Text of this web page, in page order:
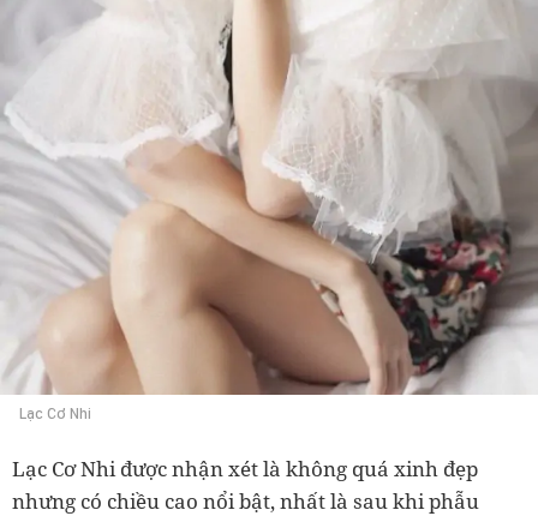
Lạc Cơ Nhi
Lạc Cơ Nhi được nhận xét là không quá xinh đẹp
nhưng có chiều cao nổi bật, nhất là sau khi phẫu